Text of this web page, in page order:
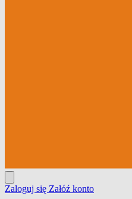
Zaloguj się Załóź konto